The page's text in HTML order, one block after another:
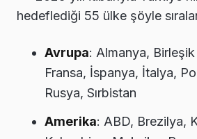
hedeflediği 55 ülke şöyle
Avrupa: Almanya, Birleşik
Fransa, İspanya, İtalya,
Rusya, Sırbistan
Amerika: ABD, Brezilya,